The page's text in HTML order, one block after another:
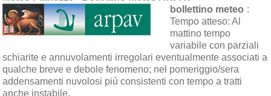
bollettino meteo :
Tempo atteso:Al
mattino tempo
variabile con parziali
schiarite e annuvolamenti irregolari eventualmente associati a
qualche breve e debole fenomeno; nel pomeriggio/sera
addensamenti nuvolosi più consistenti con tempo a tratti
anche instabile.